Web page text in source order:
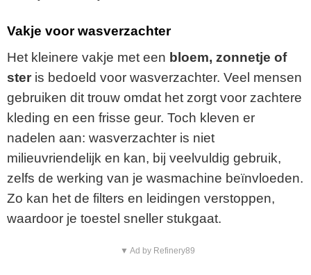
Vakje voor wasverzachter
Het kleinere vakje met een bloem, zonnetje of
ster is bedoeld voor wasverzachter. Veel mensen
gebruiken dit trouw omdat het zorgt voor zachtere
kleding en een frisse geur. Toch kleven er
nadelen aan: wasverzachter is niet
milieuvriendelijk en kan, bij veelvuldig gebruik,
zelfs de werking van je wasmachine beïnvloeden.
Zo kan het de filters en leidingen verstoppen,
waardoor je toestel sneller stukgaat.
▼ Ad by Refinery89